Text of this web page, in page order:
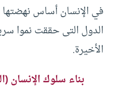
في الإنسان أساس نهضتها
الدول التى حققت نموا
الأخيرة.
بناء سلوك الإنسان